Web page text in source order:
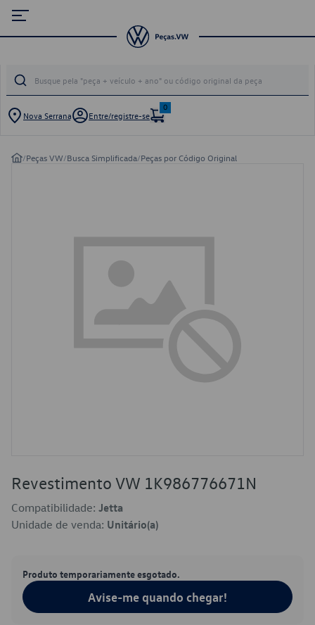
Nova Serrana Entre/registre-se
0
/Peças VW/Busca Simplificada/Peças por Código Original
Revestimento VW 1K986776671N
Compatibilidade: Jetta
Unidade de venda: Unitário(a)
Produto temporariamente esgotado.
Avise-me quando chegar!